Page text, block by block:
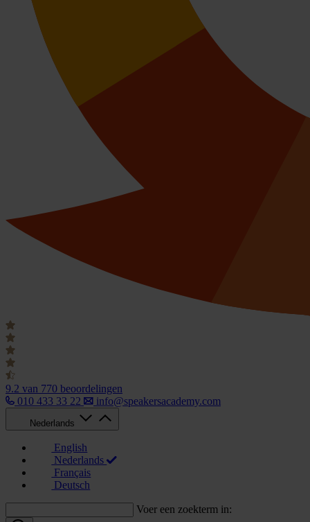
9.2 van 770 beoordelingen
010 433 33 22
info@speakersacademy.com
Nederlands
English
Nederlands
Français
Deutsch
Voer een zoekterm in: